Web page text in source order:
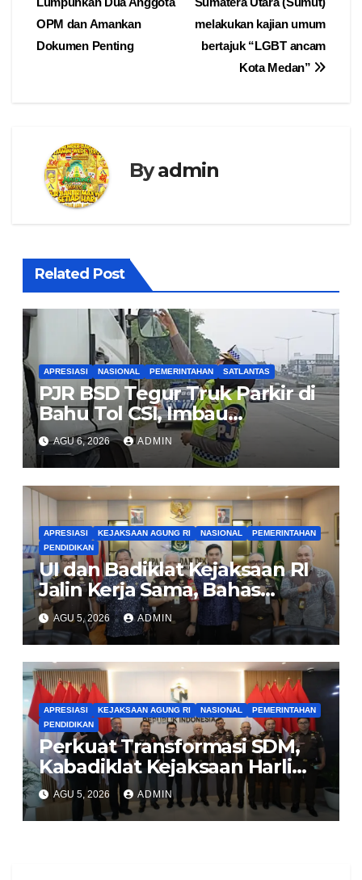
pos
melakukan kajian umum
bertajuk “LGBT ancam
Kota Medan”
OPM dan Amankan
Dokumen Penting
Byadmin
Related Post
APRESIASI NASIONAL PEMERINTAHAN SATLANTAS
PJR BSD Tegur Truk Parkir di
Bahu Tol CSI, Imbau
Pengendara Tertib
AGU 6, 2026 ADMIN
APRESIASI KEJAKSAAN AGUNG RI NASIONAL
PEMERINTAHAN
PENDIDIKAN
UI dan Badiklat Kejaksaan RI
Jalin Kerja Sama, Bahas
Pembentukan Pusat Studi
Kajian Kejaksaan
AGU 5, 2026 ADMIN
APRESIASI KEJAKSAAN AGUNG RI NASIONAL
PEMERINTAHAN
PENDIDIKAN
Perkuat Transformasi SDM,
Kabadiklat Kejaksaan Harli
Siregar Jalin Sinergi dengan
LAN RI
AGU 5, 2026 ADMIN